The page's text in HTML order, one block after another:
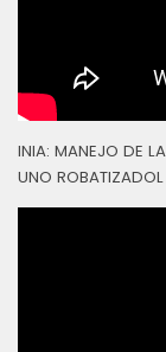
INIA: MANEJO DE
UNO ROBATIZADOL